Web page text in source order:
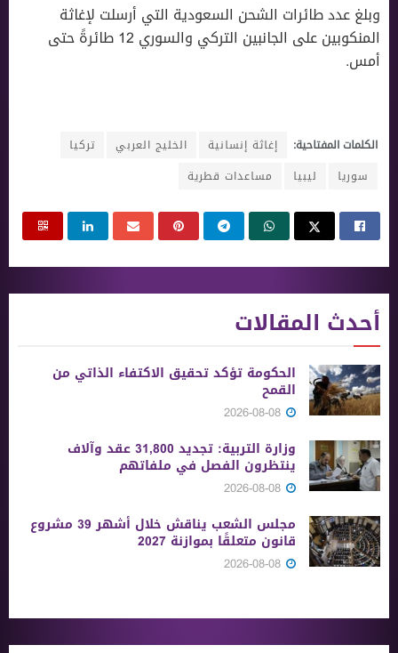
وبلغ عدد طائرات الشحن السعودية التي أرسلت ﻹغاثة
المنكوبين على الجانبين التركي والسوري 12 طائرةً حتى
أمس.
الكلمات المفتاحية: إغاثة إنسانية الخليج العربي
تركيا
سوريا
ليبيا مساعدات قطرية
أحدث المقالات
الحكومة تؤكد تحقيق الاكتفاء الذاتي من
القمح
وزارة التربية: تجديد 31,800 عقد وآلاف
ينتظرون الفصل في ملفاتهم
مجلس الشعب يناقش خلال أشهر 39 مشروع
قانون متعلقًا بموازنة 2027